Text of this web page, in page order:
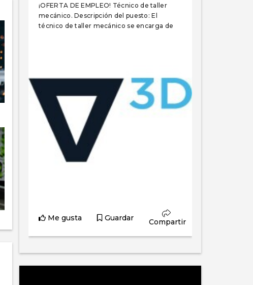
¡OFERTA DE EMPLEO! Técnico de taller
mecánico. Descripción del puesto: El
técnico de taller mecánico se encarga de
Me gusta Guardar Compartir
Gladeo_Oficial